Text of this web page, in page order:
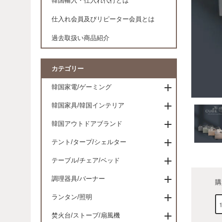
仕入れ会員及びリピーター会員とは
過去取扱い商品紹介
カテゴリー
韓国家電/ゲーミング
韓国家具/韓国インテリア
韓国アウトドアブランド
テント/タープ/シェルター
テーブル/チェア/ベッド
調理器具/バーナー
ランタン/照明
焚火台/ストーブ/扇風機